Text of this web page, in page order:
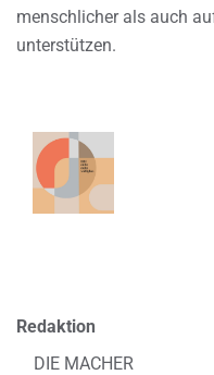
menschlicher als auch
unterstützen.
Redaktion
DIE MACHER